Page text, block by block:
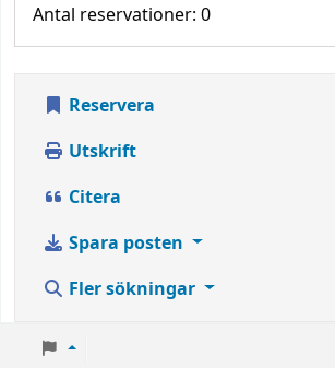
Antal reservationer: 0
Reservera
Utskrift
Citera
Spara posten
Fler sökningar